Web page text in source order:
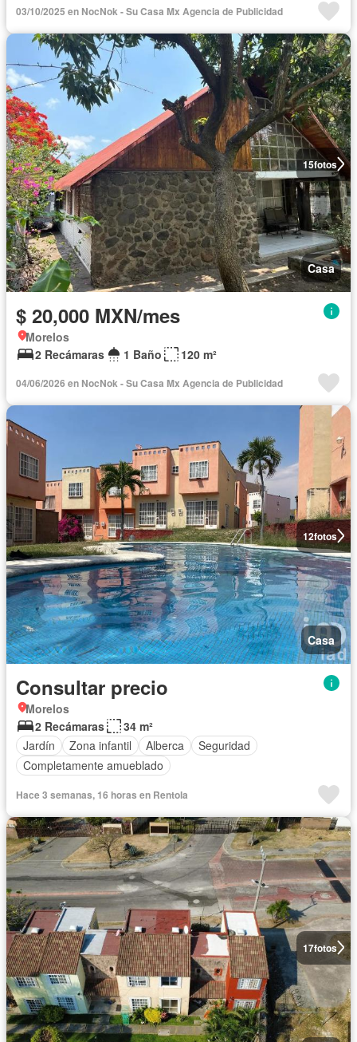
03/10/2025 en NocNok - Su Casa Mx Agencia de Publicidad
15fotos
Casa
$ 20,000 MXN/mes
Morelos
2 Recámaras
1 Baño 120 m²
04/06/2026 en NocNok - Su Casa Mx Agencia de Publicidad
12fotos
Casa
Consultar precio
Morelos
2 Recámaras
34 m²
Jardín
Zona infantil Alberca
Seguridad
Completamente amueblado
Hace 3 semanas, 16 horas en Rentola
17fotos